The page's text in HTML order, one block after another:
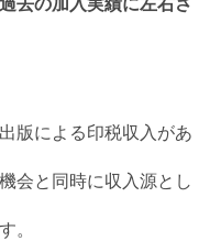
去の加入実績に左右さ
版による印税収入があ
会と同時に収入源とし
。